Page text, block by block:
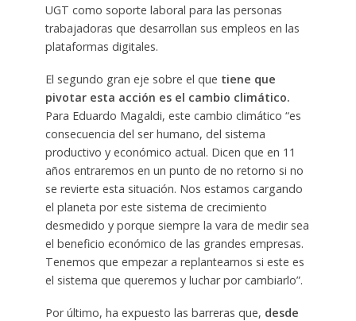
UGT como soporte laboral para las personas
trabajadoras que desarrollan sus empleos en las
plataformas digitales.
El segundo gran eje sobre el que tiene que
pivotar esta acción es el cambio climático.
Para Eduardo Magaldi, este cambio climático “es
consecuencia del ser humano, del sistema
productivo y económico actual. Dicen que en 11
años entraremos en un punto de no retorno si no
se revierte esta situación. Nos estamos cargando
el planeta por este sistema de crecimiento
desmedido y porque siempre la vara de medir sea
el beneficio económico de las grandes empresas.
Tenemos que empezar a replantearnos si este es
el sistema que queremos y luchar por cambiarlo”.
Por último, ha expuesto las barreras que, desde